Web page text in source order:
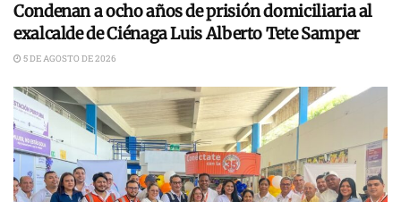
Condenan a ocho años de prisión domiciliaria al
exalcalde de Ciénaga Luis Alberto Tete Samper
5 DE AGOSTO DE 2026